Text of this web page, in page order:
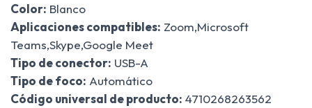
Color: Blanco
Aplicaciones compatibles: Zoom,Microsoft
Teams,Skype,Google Meet
Tipo de conector: USB-A
Tipo de foco: Automático
Código universal de producto: 4710268263562